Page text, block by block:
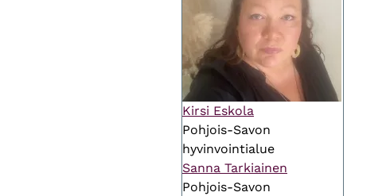
Kirsi Eskola
Pohjois-Savon
hyvinvointialue
Sanna Tarkiainen
Pohjois-Savon